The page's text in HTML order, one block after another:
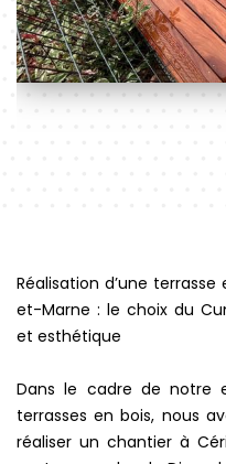
Réalisation d’une terrasse
et-Marne : le choix du
et esthétique
Dans le cadre de notre
terrasses en bois, nous
réaliser un chantier à